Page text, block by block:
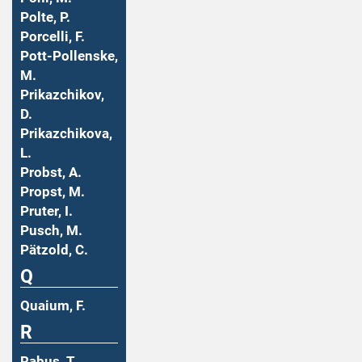
Polte, P.
Porcelli, F.
Pott-Pollenske,
M.
Prikazchikov,
D.
Prikazchikova,
L.
Probst, A.
Propst, M.
Pruter, I.
Pusch, M.
Pätzold, C.
Q
Quaium, F.
R